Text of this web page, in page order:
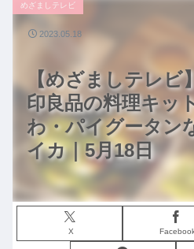
【めざましテレビ
印良品の料理キッ
わ・パイグータン
イカ｜5月18日
めざましテレビ
X
2023.05.18